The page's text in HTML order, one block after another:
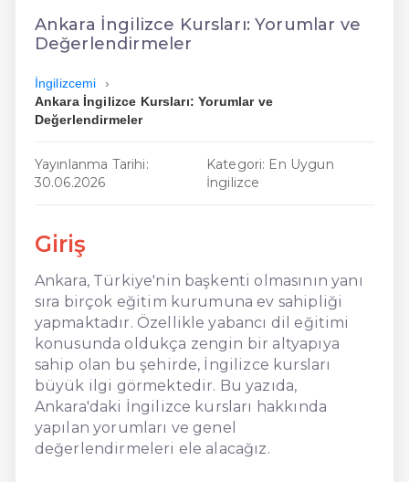
En Uygun İngilizce
Hızlı İngilizce
Ankara İngilizce Kursları: Yorumlar ve
Değerlendirmeler
İngilizcemi
Ankara İngilizce Kursları: Yorumlar ve
Değerlendirmeler
Yayınlanma Tarihi:
30.06.2026
Kategori: En Uygun
İngilizce
Giriş
Ankara, Türkiye'nin başkenti olmasının yanı
sıra birçok eğitim kurumuna ev sahipliği
yapmaktadır. Özellikle yabancı dil eğitimi
konusunda oldukça zengin bir altyapıya
sahip olan bu şehirde, İngilizce kursları
büyük ilgi görmektedir. Bu yazıda,
Ankara'daki İngilizce kursları hakkında
yapılan yorumları ve genel
değerlendirmeleri ele alacağız.